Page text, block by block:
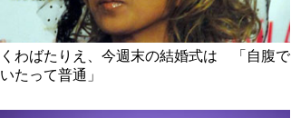
くわばたりえ、今週末の結婚式は 「自腹で
いたって普通」